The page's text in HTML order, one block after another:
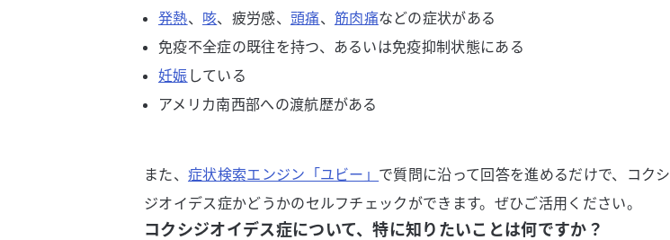
発熱、 咳、疲労感、 頭痛、 筋肉痛などの症状がある
免疫不全症の既往を持つ、あるいは免疫抑制状態にある
妊娠 している
アメリカ南西部への渡航歴がある
また、 症状検索エンジン「ユビー」 で質問に沿って回答を進めるだけで、コクシ
ジオイデス症かどうかのセルフチェックができます。ぜひご活用ください。
コクシジオイデス症について、特に知りたいことは何ですか？